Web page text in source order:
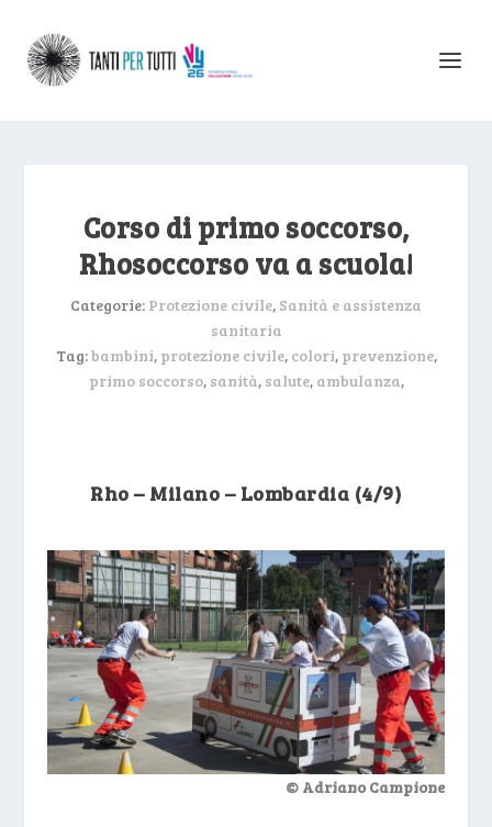
Corso di primo soccorso,
Rhosoccorso va a scuola!
Categorie: Protezione civile, Sanità e assistenza
sanitaria
Tag:bambini, protezione civile, colori, prevenzione,
primo soccorso, sanità, salute, ambulanza,
Rho – Milano – Lombardia (4/9)
© Adriano Campione